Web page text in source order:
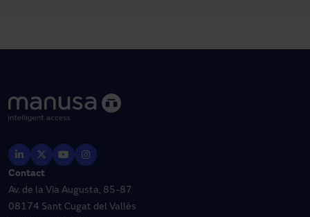
Contact
Av. de la Via Augusta, 85-87
08174 Sant Cugat del Vallès